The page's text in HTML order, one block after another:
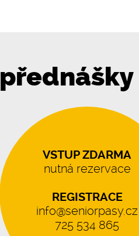
přednášky
VSTUP ZDARMA
nutná rezervace
REGISTRACE
info@seniorpasy.cz
725 534 865